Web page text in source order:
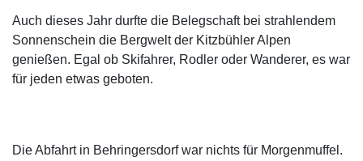
Auch dieses Jahr durfte die Belegschaft bei strahlendem
Sonnenschein die Bergwelt der Kitzbühler Alpen
genießen. Egal ob Skifahrer, Rodler oder Wanderer, es war
für jeden etwas geboten.
Die Abfahrt in Behringersdorf war nichts für Morgenmuffel.